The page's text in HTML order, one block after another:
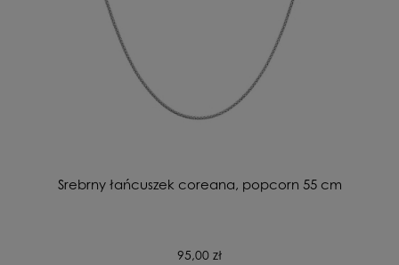
Srebrny łańcuszek coreana, popcorn 55 cm
95,00 zł